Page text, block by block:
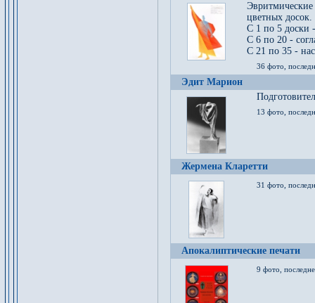
цветных досок.
С 1 по 5 доски
С 6 по 20 -
С 21 по 35 -
36 фото,
Эдит Марион
13 фото,
Жермена Кларетти
31 фото,
Апокалиптические печати
9 фото,